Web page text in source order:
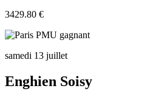
3429.80 €
samedi 13 juillet
Enghien Soisy